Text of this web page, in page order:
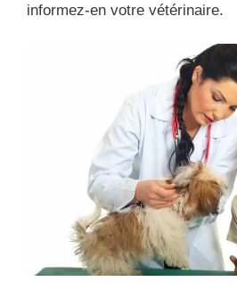
informez-en votre vétérinaire.